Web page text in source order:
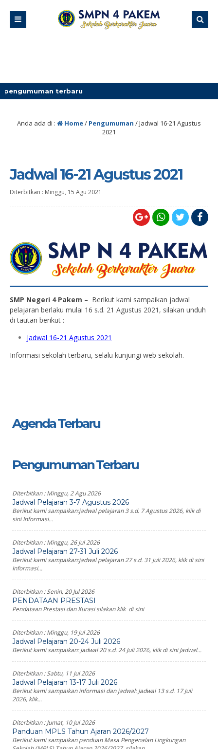
terbaru
Anda ada di : Home/ Pengumuman /Jadwal 16-21 Agustus
2021
Jadwal 16-21 Agustus 2021
Diterbitkan : Minggu, 15 Agu 2021
SMP Negeri 4 Pakem – Berikut kami sampaikan jadwal
pelajaran berlaku mulai 16 s.d. 21 Agustus 2021, silakan unduh
di tautan berikut :
Jadwal 16-21 Agustus 2021
Informasi sekolah terbaru, selalu kunjungi web sekolah.
Agenda Terbaru
Pengumuman Terbaru
Diterbitkan :Minggu, 2 Agu 2026
Jadwal Pelajaran 3-7 Agustus 2026
Berikut kami sampaikan:jadwal pelajaran 3 s.d. 7 Agustus 2026, klik di
sini Informasi...
Diterbitkan :Minggu, 26 Jul 2026
Jadwal Pelajaran 27-31 Juli 2026
Berikut kami sampaikan:jadwal pelajaran 27 s.d. 31 Juli 2026, klik di sini
Informasi...
Diterbitkan :Senin, 20 Jul 2026
PENDATAAN PRESTASI
Pendataan Prestasi dan Kurasi silakan klik di sini
Diterbitkan :Minggu, 19 Jul 2026
Jadwal Pelajaran 20-24 Juli 2026
Berikut kami sampaikan: Jadwal 20 s.d. 24 Juli 2026, klik di sini Jadwal...
Diterbitkan :Sabtu, 11 Jul 2026
Jadwal Pelajaran 13-17 Juli 2026
Berikut kami sampaikan informasi dan jadwal: Jadwal 13 s.d. 17 Juli
2026, klik...
Diterbitkan :Jumat, 10 Jul 2026
Panduan MPLS Tahun Ajaran 2026/2027
Berikut kami sampaikan panduan Masa Pengenalan Lingkungan